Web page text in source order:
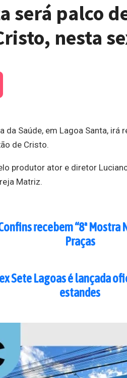
será palco
nesta
da Saúde, em Lagoa Santa, irá
de Cristo.
produtor ator e diretor
Matriz.
recebem “8ª Mostra
Praças
Sete Lagoas é lançada
estandes